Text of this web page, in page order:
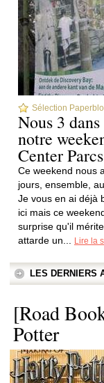
Sélection
Nous 3
notre
Center Parcs
Ce weekend nous
jours, ensemble,
Je vous en ai déjà
ici mais ce
surprise qu'il
attarde un...
Lire la
LES DERNIERS
[Road
Potter